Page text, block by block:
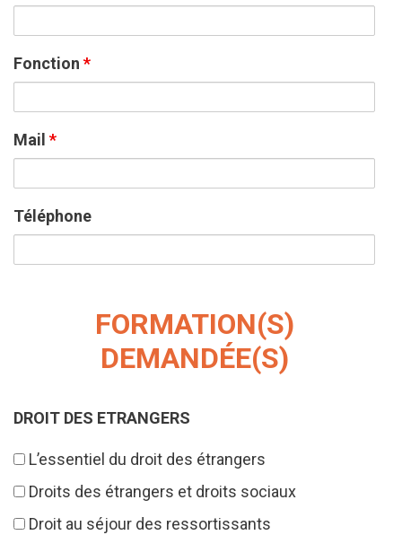
Fonction *
Mail *
Téléphone
FORMATION(S)
DEMANDÉE(S)
DROIT DES ETRANGERS
L’essentiel du droit des étrangers
Droits des étrangers et droits sociaux
Droit au séjour des ressortissants